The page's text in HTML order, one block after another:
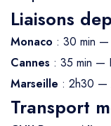
Liaisons
Monaco : 30 min —
Cannes : 35 min —
Marseille : 2h30 —
Transport